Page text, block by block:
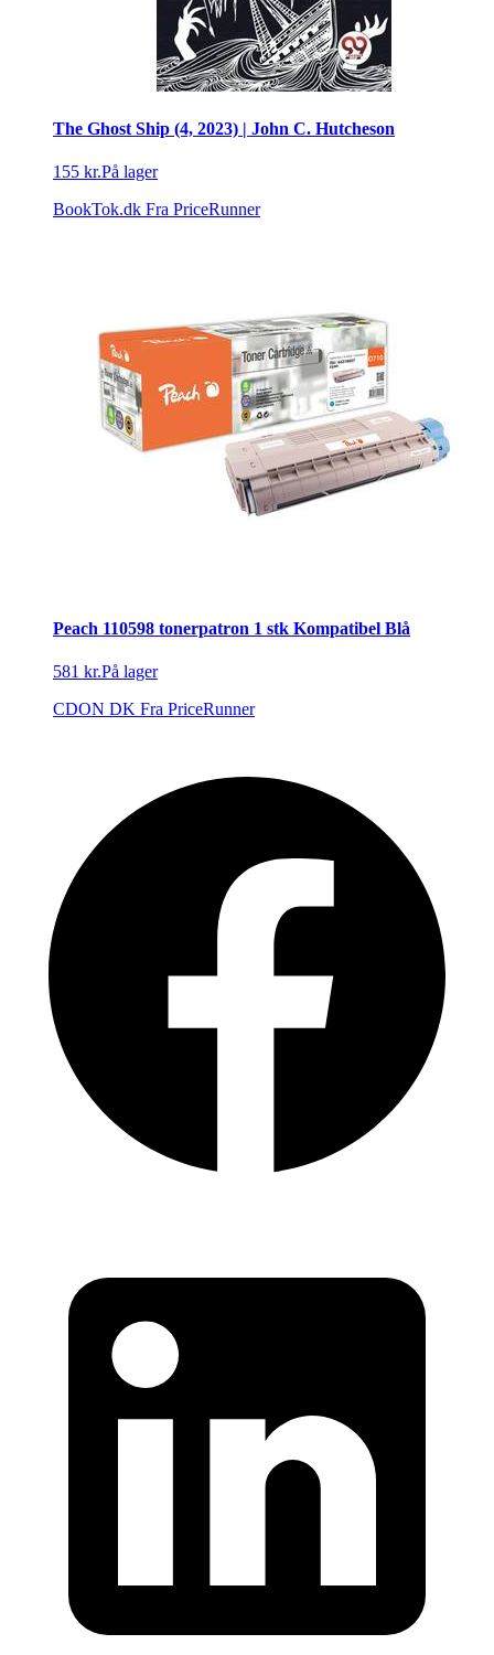
The Ghost Ship (4, 2023) | John C. Hutcheson
155 kr.På lager
BookTok.dk Fra PriceRunner
Peach 110598 tonerpatron 1 stk Kompatibel Blå
581 kr.På lager
CDON DK Fra PriceRunner